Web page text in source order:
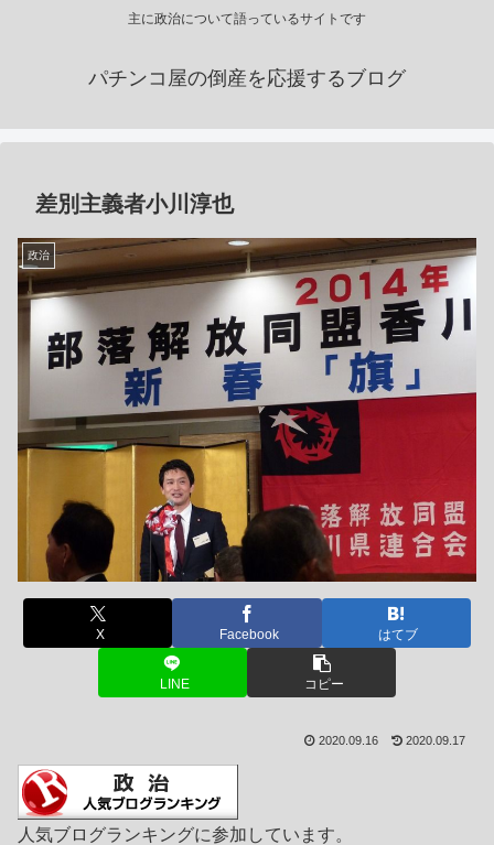
主に政治について語っているサイトです
パチンコ屋の倒産を応援するブログ
差別主義者小川淳也
政治
X Facebook はてブ
LINE コピー
2020.09.16 2020.09.17
人気ブログランキングに参加しています。